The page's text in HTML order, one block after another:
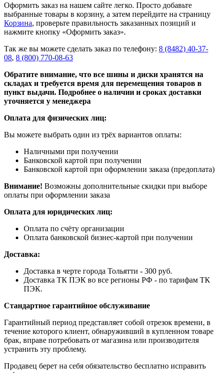
Оформить заказ на нашем сайте легко. Просто добавьте
выбранные товары в корзину, а затем перейдите на страницу
Корзина, проверьте правильность заказанных позиций и
нажмите кнопку «Оформить заказ».
Так же вы можете сделать заказ по телефону: 8 (8482) 40-37-
08, 8 (800) 770-08-63
Обратите внимание, что все шины и диски хранятся на
складах и требуется время для перемещения товаров в
пункт выдачи. Подробнее о наличии и сроках доставки
уточняется у менеджера
Оплата для физических лиц:
Вы можете выбрать один из трёх вариантов оплаты:
Наличными при получении
Банковской картой при получении
Банковской картой при оформлении заказа (предоплата)
Внимание! Возможны дополнительные скидки при выборе
оплаты при оформлении заказа
Оплата для юридических лиц:
Оплата по счёту организации
Оплата банковской бизнес-картой при получении
Доставка:
Доставка в черте города Тольятти - 300 руб.
Доставка ТК ПЭК во все регионы РФ - по тарифам ТК
ПЭК.
Стандартное гарантийное обслуживание
Гарантийный период представляет собой отрезок времени, в
течение которого клиент, обнаруживший в купленном товаре
брак, вправе потребовать от магазина или производителя
устранить эту проблему.
Продавец берет на себя обязательство бесплатно исправить